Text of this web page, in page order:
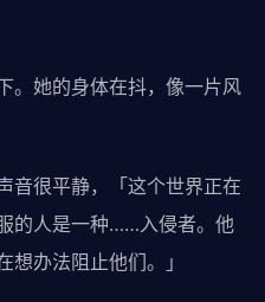
她的身体在抖，像一片风
很平静，「这个世界正在
的人是一种……入侵者。他
办法阻止他们。」